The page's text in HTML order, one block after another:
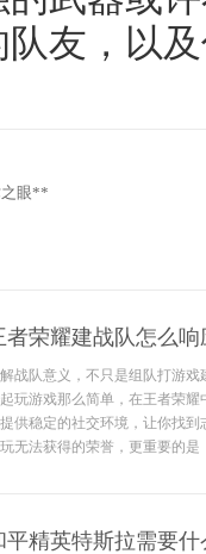
友，以
之眼**
者荣耀建战队怎么
战队意义，不只是组队打游
玩游戏那么简单，在王者荣
供稳定的社交环境，让你找
无法获得的荣誉，更重要的是
平精英特斯拉需要